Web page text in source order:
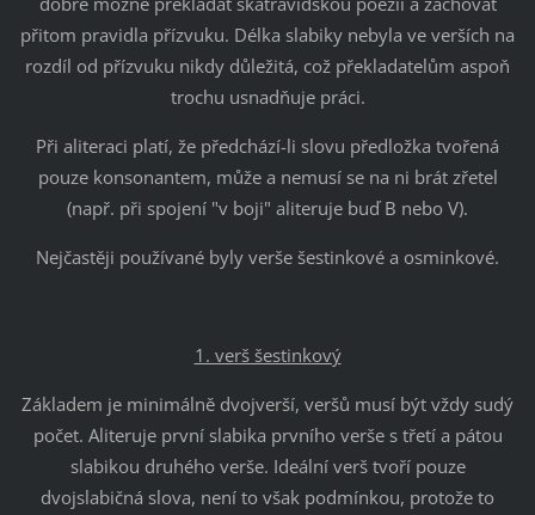
přitom pravidla přízvuku. Délka slabiky nebyla ve verších na
rozdíl od přízvuku nikdy důležitá, což překladatelům aspoň
trochu usnadňuje práci.
Při aliteraci platí, že předchází-li slovu předložka tvořená
pouze konsonantem, může a nemusí se na ni brát zřetel
(např. při spojení "v boji" aliteruje buď B nebo V).
Nejčastěji používané byly verše šestinkové a osminkové.
1. verš šestinkový
Základem je minimálně dvojverší, veršů musí být vždy sudý
počet. Aliteruje první slabika prvního verše s třetí a pátou
slabikou druhého verše. Ideální verš tvoří pouze
dvojslabičná slova, není to však podmínkou, protože to